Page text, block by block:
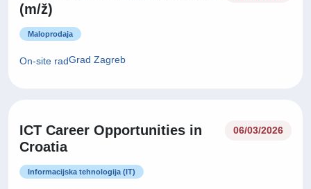
(m/ž)
Maloprodaja
On-site radGrad Zagreb
ICT Career Opportunities in
Croatia
06/03/2026
Informacijska tehnologija (IT)